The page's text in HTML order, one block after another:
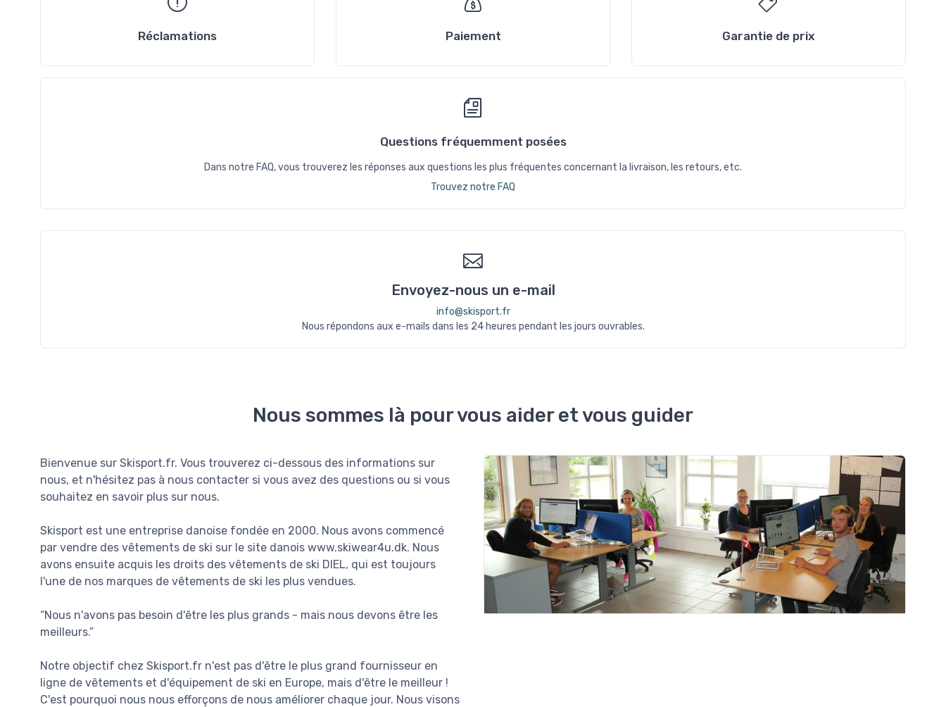
Réclamations Paiement Garantie de prix
Questions fréquemment posées
Dans notre FAQ, vous trouverez les réponses aux questions les plus fréquentes concernant la livraison, les retours, etc.
Trouvez notre FAQ
Envoyez-nous un e-mail
info@skisport.fr
Nous répondons aux e-mails dans les 24 heures pendant les jours ouvrables.
Nous sommes là pour vous aider et vous guider
Bienvenue sur Skisport.fr. Vous trouverez ci-dessous des informations sur
nous, et n'hésitez pas à nous contacter si vous avez des questions ou si vous
souhaitez en savoir plus sur nous.
Skisport est une entreprise danoise fondée en 2000. Nous avons commencé
par vendre des vêtements de ski sur le site danois www.skiwear4u.dk. Nous
avons ensuite acquis les droits des vêtements de ski DIEL, qui est toujours
l'une de nos marques de vêtements de ski les plus vendues.
“Nous n'avons pas besoin d'être les plus grands - mais nous devons être les
meilleurs.”
Notre objectif chez Skisport.fr n'est pas d'être le plus grand fournisseur en
ligne de vêtements et d'équipement de ski en Europe, mais d'être le meilleur !
C'est pourquoi nous nous efforçons de nous améliorer chaque jour. Nous visons